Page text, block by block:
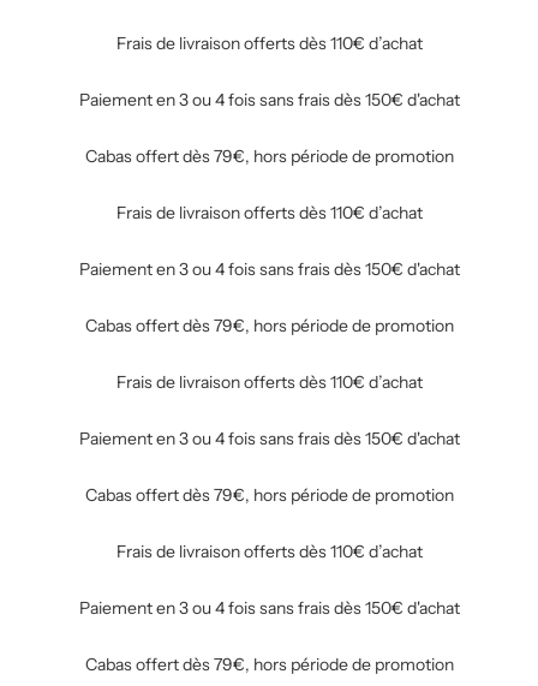
Frais de livraison offerts dès 110€ d’achat
Paiement en 3 ou 4 fois sans frais dès 150€ d'achat
Cabas offert dès 79€, hors période de promotion
Frais de livraison offerts dès 110€ d’achat
Paiement en 3 ou 4 fois sans frais dès 150€ d'achat
Cabas offert dès 79€, hors période de promotion
Frais de livraison offerts dès 110€ d’achat
Paiement en 3 ou 4 fois sans frais dès 150€ d'achat
Cabas offert dès 79€, hors période de promotion
Frais de livraison offerts dès 110€ d’achat
Paiement en 3 ou 4 fois sans frais dès 150€ d'achat
Cabas offert dès 79€, hors période de promotion